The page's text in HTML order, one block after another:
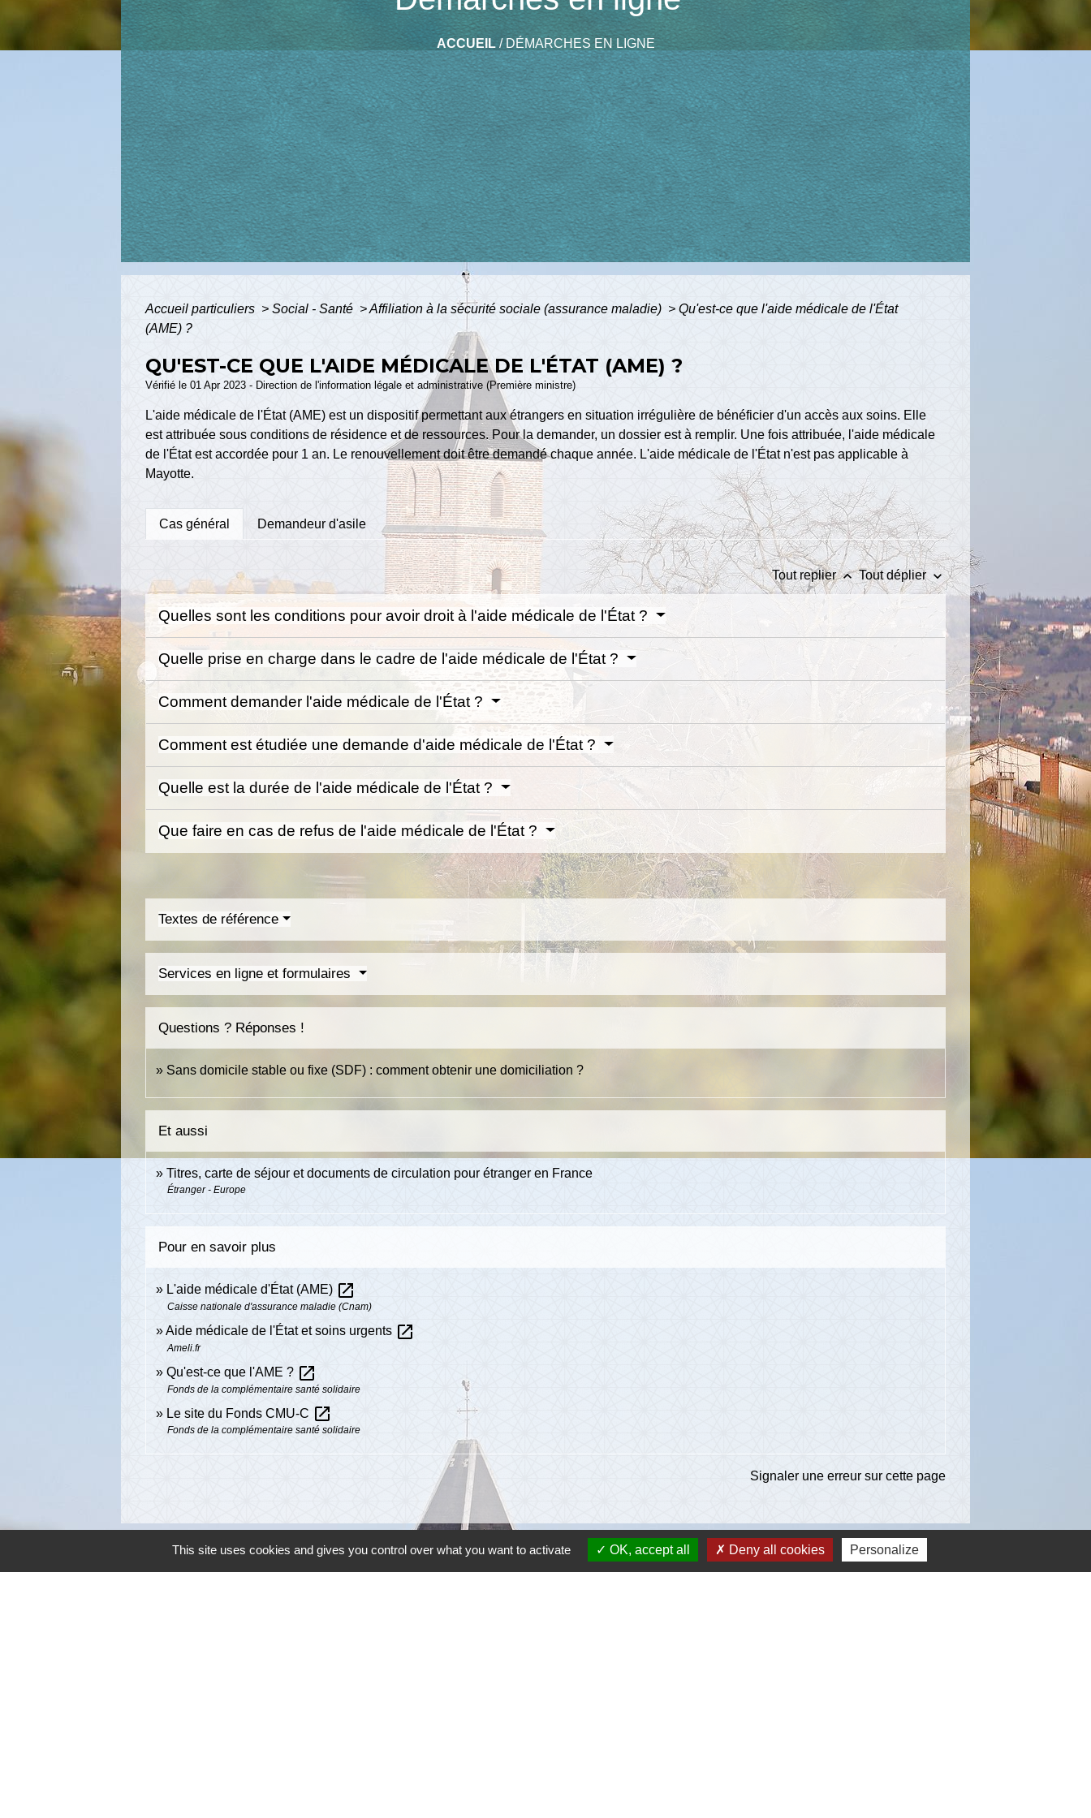
ACCUEIL/ DÉMARCHES EN LIGNE
Accueil particuliers > Social - Santé > Affiliation à la sécurité sociale (assurance maladie) > Qu'est-ce que l'aide médicale de l'État
(AME) ?
QU'EST-CE QUE L'AIDE MÉDICALE DE L'ÉTAT (AME) ?
Vérifié le 01 Apr 2023 - Direction de l'information légale et administrative (Première ministre)
L'aide médicale de l'État (AME) est un dispositif permettant aux étrangers en situation irrégulière de bénéficier d'un accès aux soins. Elle
est attribuée sous conditions de résidence et de ressources. Pour la demander, un dossier est à remplir. Une fois attribuée, l'aide médicale
de l'État est accordée pour 1 an. Le renouvellement doit être demandé chaque année. L'aide médicale de l'État n'est pas applicable à
Mayotte.
Cas général Demandeur d'asile
Tout replierkeyboard_arrow_up Tout déplier keyboard_arrow_down
Quelles sont les conditions pour avoir droit à l'aide médicale de l'État ?
Quelle prise en charge dans le cadre de l'aide médicale de l'État ?
Comment demander l'aide médicale de l'État ?
Comment est étudiée une demande d'aide médicale de l'État ?
Quelle est la durée de l'aide médicale de l'État ?
Que faire en cas de refus de l'aide médicale de l'État ?
Textes de référence
Services en ligne et formulaires
Questions ? Réponses !
Sans domicile stable ou fixe (SDF) : comment obtenir une domiciliation ?
Et aussi
Titres, carte de séjour et documents de circulation pour étranger en France
Étranger - Europe
Pour en savoir plus
L'aide médicale d'État (AME) open_in_new
Caisse nationale d'assurance maladie (Cnam)
Aide médicale de l'État et soins urgents open_in_new
Ameli.fr
Qu'est-ce que l'AME ? open_in_new
Fonds de la complémentaire santé solidaire
Le site du Fonds CMU-C open_in_new
Fonds de la complémentaire santé solidaire
Signaler une erreur sur cette page
This site uses cookies and gives you control over what you want to activate OK, accept all Deny all cookies Personalize